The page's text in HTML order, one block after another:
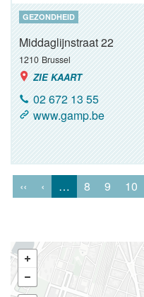
GEZONDHEID
Middaglijnstraat 22
1210 Brussel
ZIE KAART
02 672 13 55
www.gamp.be
‹‹ ‹ … 8 9 10